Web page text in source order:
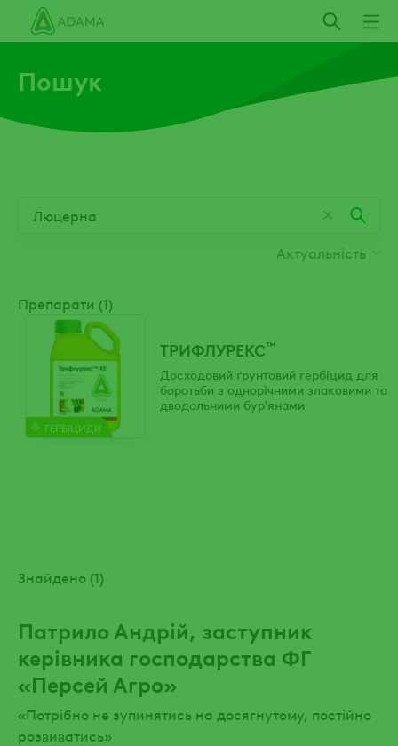
Пропустити
Пошук
Актуальність
Препарати (1)
ГЕРБІЦИДИ
ТРИФЛУРЕКС™
Досходовий ґрунтовий гербіцид для
боротьби з однорічними злаковими та
дводольними бур'янами
Знайдено (1)
Патрило Андрій, заступник
керівника господарства ФГ
«Персей Агро»
«Потрібно не зупинятись на досягнутому, постійно
розвиватись»